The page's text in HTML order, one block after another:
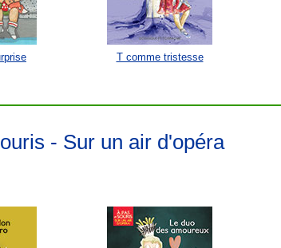
T comme tristesse
- Sur un air d'opéra